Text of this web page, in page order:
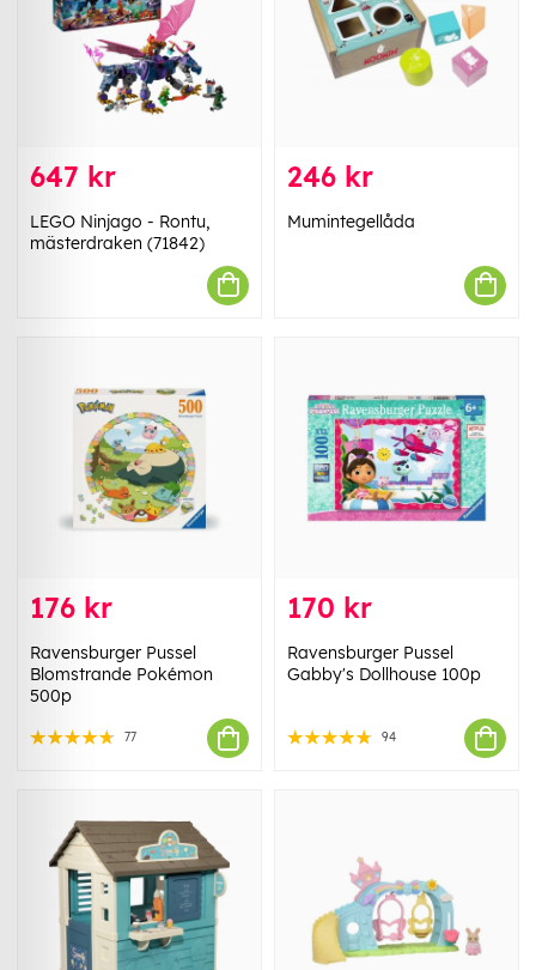
647 kr
LEGO Ninjago - Rontu,
mästerdraken (71842)
246 kr
Mumintegellåda
176 kr
Ravensburger Pussel
Blomstrande Pokémon
500p
77
170 kr
Ravensburger Pussel
Gabby's Dollhouse 100p
94